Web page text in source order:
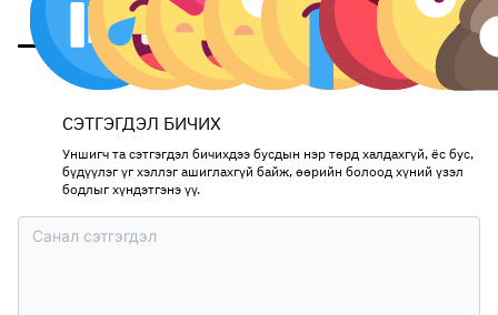
СЭТГЭГДЭЛ БИЧИХ
Уншигч та сэтгэгдэл бичихдээ бусдын нэр төрд халдахгүй, ёс бус,
бүдүүлэг үг хэллэг ашиглахгүй байж, өөрийн болоод хүний үзэл
бодлыг хүндэтгэнэ үү.